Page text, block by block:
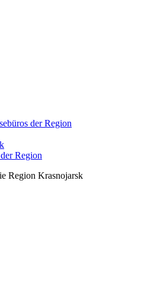
der Region
Region
Region Krasnojarsk